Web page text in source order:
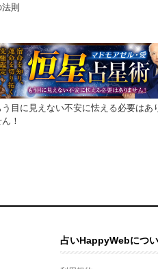
則
う目に見えない不安に怯える必要はあ
！
占いHappyWebにつ